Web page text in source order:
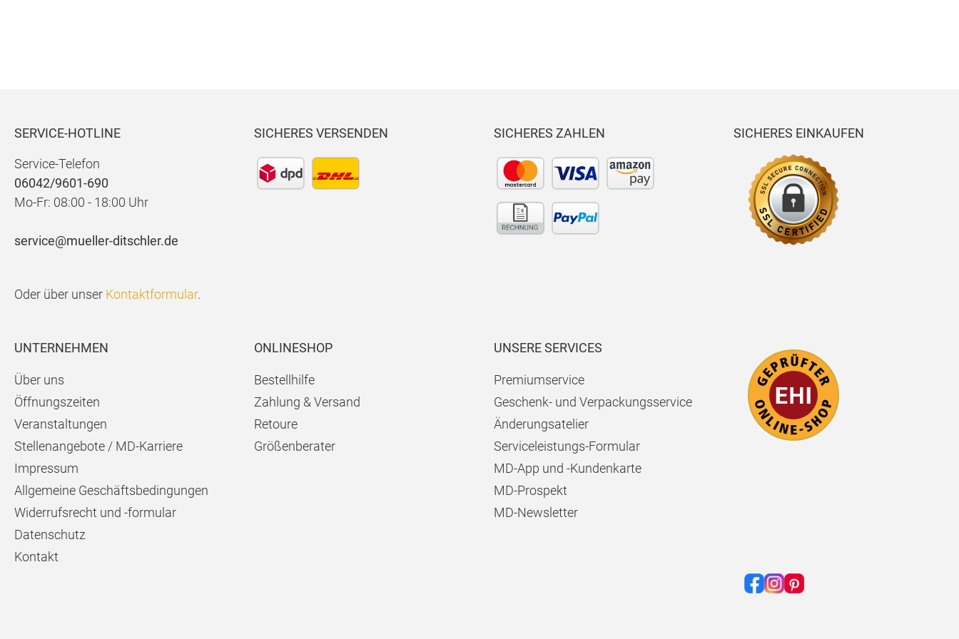
SERVICE-HOTLINE
Service-Telefon
06042/9601-690
Mo-Fr: 08:00 - 18:00 Uhr
service@mueller-ditschler.de
Oder über unser Kontaktformular.
SICHERES VERSENDEN SICHERES ZAHLEN SICHERES EINKAUFEN
UNTERNEHMEN
Über uns
Öffnungszeiten
Veranstaltungen
Stellenangebote / MD-Karriere
Impressum
Allgemeine Geschäftsbedingungen
Widerrufsrecht und -formular
Datenschutz
Kontakt
ONLINESHOP
Bestellhilfe
Zahlung & Versand
Retoure
Größenberater
UNSERE SERVICES
Premiumservice
Geschenk- und Verpackungsservice
Änderungsatelier
Serviceleistungs-Formular
MD-App und -Kundenkarte
MD-Prospekt
MD-Newsletter